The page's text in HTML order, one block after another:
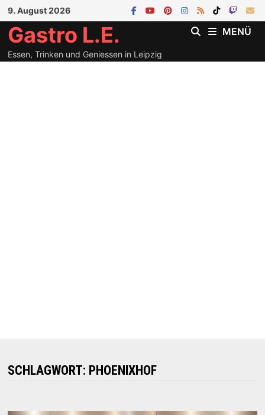
Zum
Inhalt
springen
9. August 2026
Gastro L.E.
Essen, Trinken und Geniessen in Leipzig
MENÜ
SCHLAGWORT: PHOENIXHOF